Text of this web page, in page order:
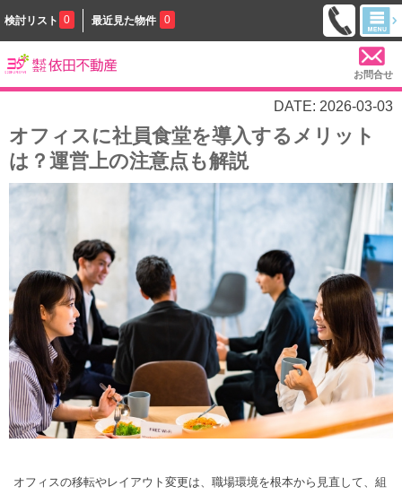
検討リスト 0 最近見た物件 0
お問合せ
DATE: 2026-03-03
オフィスに社員食堂を導入するメリット
は？運営上の注意点も解説
オフィスの移転やレイアウト変更は、職場環境を根本から見直して、組